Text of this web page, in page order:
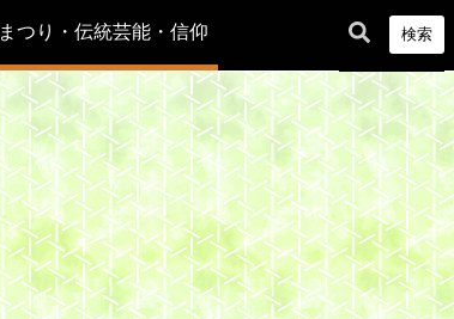
まつり・伝統芸能・信仰 検索